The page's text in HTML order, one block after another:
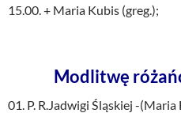
15.00. + Maria Kubis (greg.);
Modlitwę
01. P. R.Jadwigi Śląskiej -(Maria